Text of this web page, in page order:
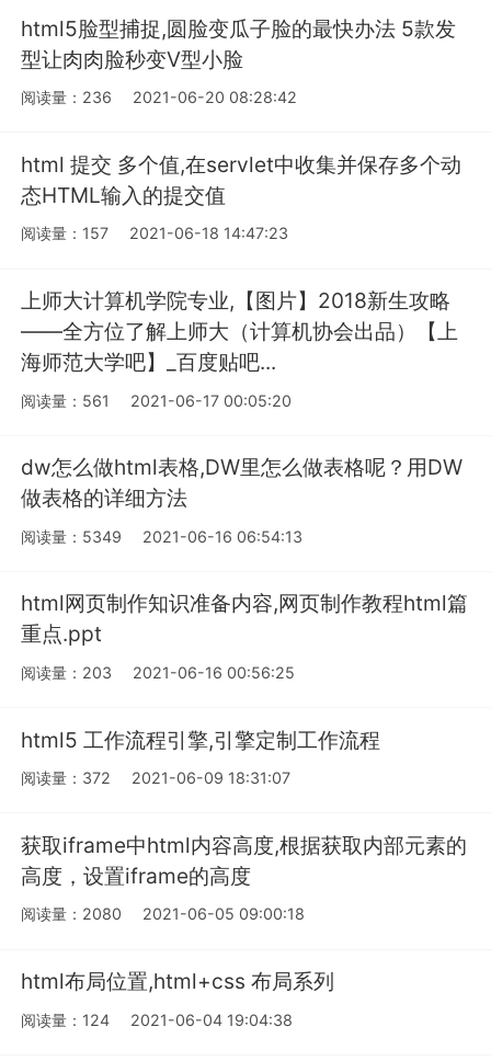
html5脸型捕捉,圆脸变瓜子脸的最快办法 5款发
型让肉肉脸秒变V型小脸
阅读量：236 2021-06-20 08:28:42
html 提交 多个值,在servlet中收集并保存多个动
态HTML输入的提交值
阅读量：157 2021-06-18 14:47:23
上师大计算机学院专业,【图片】2018新生攻略
——全方位了解上师大（计算机协会出品）【上
海师范大学吧】_百度贴吧...
阅读量：561 2021-06-17 00:05:20
dw怎么做html表格,DW里怎么做表格呢？用DW
做表格的详细方法
阅读量：5349 2021-06-16 06:54:13
html网页制作知识准备内容,网页制作教程html篇
重点.ppt
阅读量：203 2021-06-16 00:56:25
html5 工作流程引擎,引擎定制工作流程
阅读量：372 2021-06-09 18:31:07
获取iframe中html内容高度,根据获取内部元素的
高度，设置iframe的高度
阅读量：2080 2021-06-05 09:00:18
html布局位置,html+css 布局系列
阅读量：124 2021-06-04 19:04:38